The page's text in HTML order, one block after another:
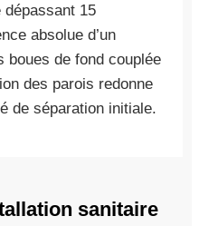
dépassant 15
absolue d’un
boues de fond couplée
des parois redonne
de séparation initiale.
sanitaire